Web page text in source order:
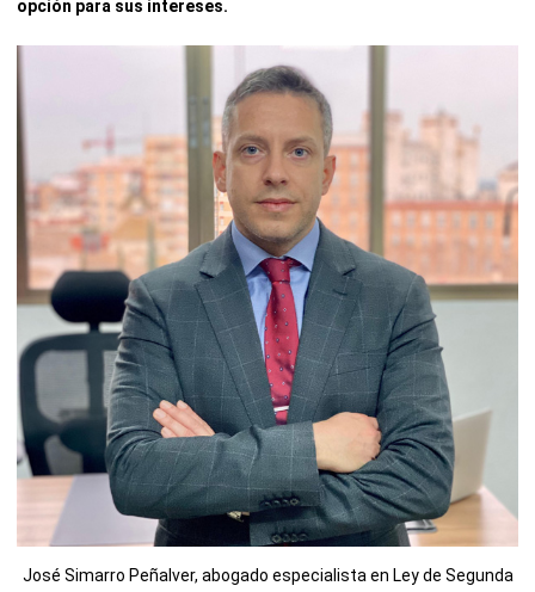
opción para sus intereses.
José Simarro Peñalver, abogado especialista en Ley de Segunda